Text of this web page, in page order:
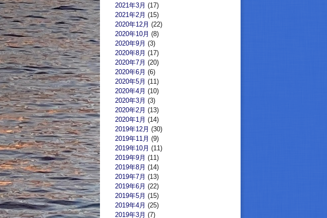
2021年3月 (17)
2021年2月 (15)
2020年12月 (22)
2020年10月 (8)
2020年9月 (3)
2020年8月 (17)
2020年7月 (20)
2020年6月 (6)
2020年5月 (11)
2020年4月 (10)
2020年3月 (3)
2020年2月 (13)
2020年1月 (14)
2019年12月 (30)
2019年11月 (9)
2019年10月 (11)
2019年9月 (11)
2019年8月 (14)
2019年7月 (13)
2019年6月 (22)
2019年5月 (15)
2019年4月 (25)
2019年3月 (7)